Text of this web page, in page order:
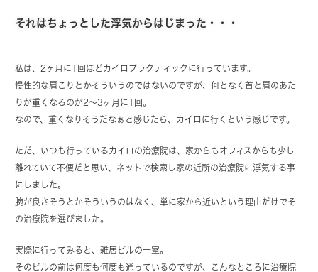
それはちょっとした浮気からはじまった・・・
私は、2ヶ月に1回ほどカイロプラクティックに行っています。
慢性的な肩こりとかそういうのではないのですが、何となく首と肩のあた
りが重くなるのが2～3ヶ月に1回。
なので、重くなりそうだなぁと感じたら、カイロに行くという感じです。
ただ、いつも行っているカイロの治療院は、家からもオフィスからも少し
離れていて不便だと思い、ネットで検索し家の近所の治療院に浮気する事
にしました。
腕が良さそうとかそういうのはなく、単に家から近いという理由だけでそ
の治療院を選びました。
実際に行ってみると、雑居ビルの一室。
そのビルの前は何度も何度も通っているのですが、こんなところに治療院